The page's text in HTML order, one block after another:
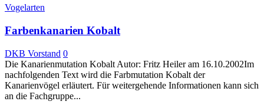
Vogelarten
Farbenkanarien Kobalt
DKB Vorstand 0
Die Kanarienmutation Kobalt Autor: Fritz Heiler am 16.10.2002Im
nachfolgenden Text wird die Farbmutation Kobalt der
Kanarienvögel erläutert. Für weitergehende Informationen kann sich
an die Fachgruppe...